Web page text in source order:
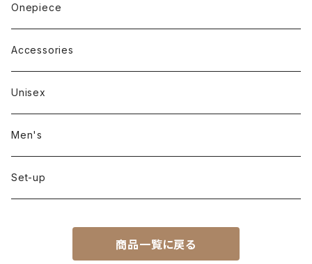
Long sleeve
Sleeveless
Outer
Pants
Skirt
Onepiece
Accessories
Unisex
Men's
Set-up
商品一覧に戻る